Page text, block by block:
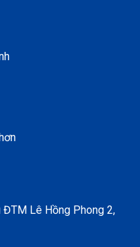
Lê Hồng Phong 2,